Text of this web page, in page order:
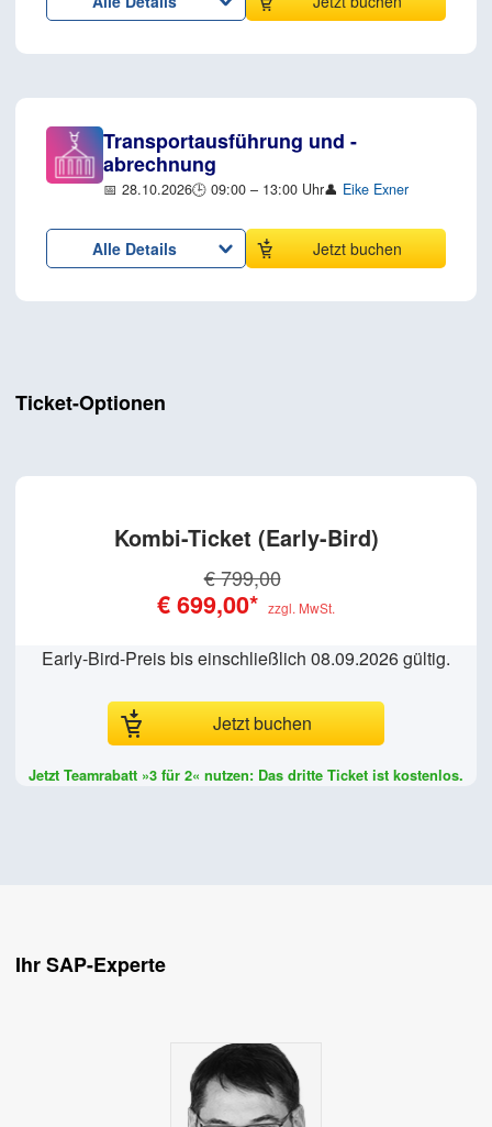
Transportausführung und -
abrechnung
📅 28.10.2026🕒 09:00 – 13:00 Uhr👤 Eike Exner
Alle Details Jetzt buchen
Ticket-Optionen
Kombi-Ticket
€ 799,00
€ 699,00*
Early-Bird-Preis bis einschließlich 08.09.2026 gültig.
Jetzt buchen
Ihr SAP-Experte